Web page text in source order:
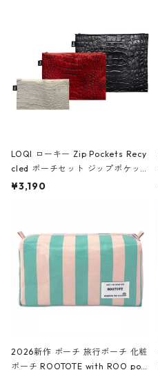
LOQI ローキー Zip Pockets Recy
cled ポーチセット ジップポケット
ファスナーポーチ 撥水加工 トラベ
ーガンディー、オフホワイト
¥3,190
2026新作 ポーチ 旅行ポーチ 化粧
ポーチ ROOTOTE with ROO pou